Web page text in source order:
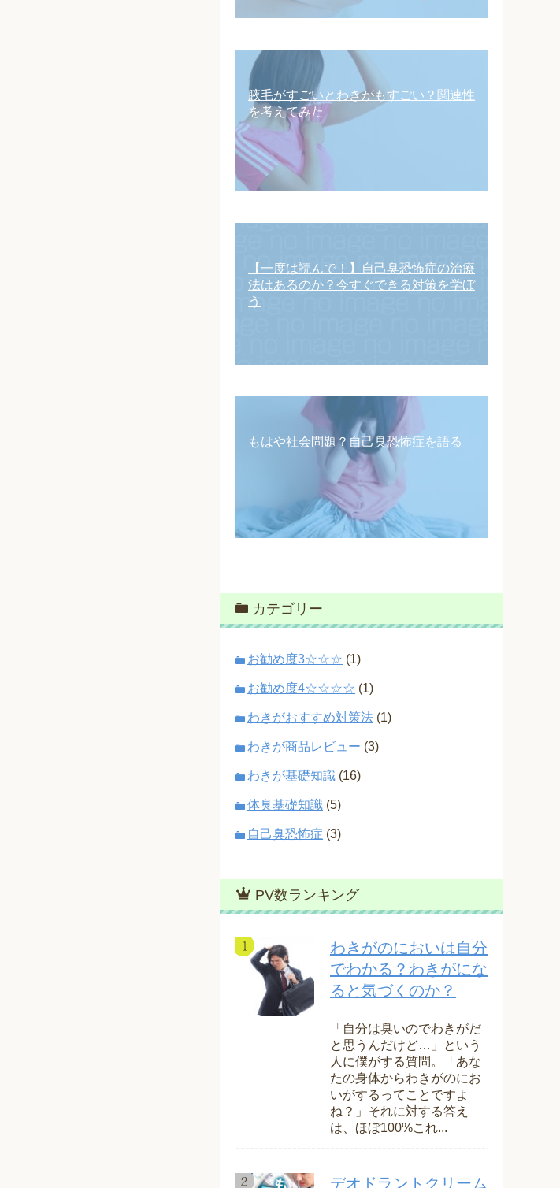
腋毛がすごいとわきがもすごい？関連性
を考えてみた
【一度は読んで！】自己臭恐怖症の治療
法はあるのか？今すぐできる対策を学ぼ
う
もはや社会問題？自己臭恐怖症を語る
カテゴリー
お勧め度3☆☆☆ (1)
お勧め度4☆☆☆☆ (1)
わきがおすすめ対策法 (1)
わきが商品レビュー (3)
わきが基礎知識 (16)
体臭基礎知識 (5)
自己臭恐怖症 (3)
PV数ランキング
わきがのにおいは自分
でわかる？わきがにな
ると気づくのか？
「自分は臭いのでわきがだ
と思うんだけど…」という
人に僕がする質問。「あな
たの身体からわきがのにお
いがするってことですよ
ね？」それに対する答え
は、ほぼ100%これ...
デオドラントクリーム